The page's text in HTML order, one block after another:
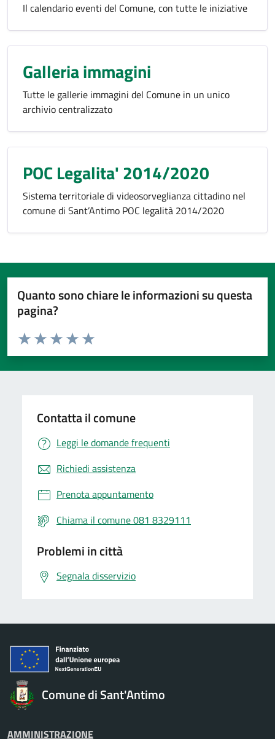
Il calendario eventi del Comune, con tutte le iniziative
Galleria immagini
Tutte le gallerie immagini del Comune in un unico
archivio centralizzato
POC Legalita' 2014/2020
Sistema territoriale di videosorveglianza cittadino nel
comune di Sant’Antimo POC legalità 2014/2020
Quanto sono chiare le informazioni su questa
pagina?
Valuta da 1 a 5 stelle la pagina
Valuta 5 stelle su 5
Valuta 4 stelle su 5
Valuta 3 stelle su 5
Valuta 2 stelle su 5
Valuta 1 stelle su 5
Contatta il comune
Leggi le domande frequenti
Richiedi assistenza
Prenota appuntamento
Chiama il comune 081 8329111
Problemi in città
Segnala disservizio
Comune di Sant'Antimo
AMMINISTRAZIONE